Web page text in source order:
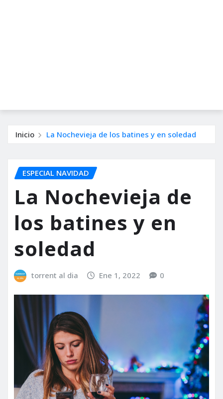
Inicio La Nochevieja de los batines y en soledad
ESPECIAL NAVIDAD
La Nochevieja de
los batines y en
soledad
torrent al dia Ene 1, 2022 0